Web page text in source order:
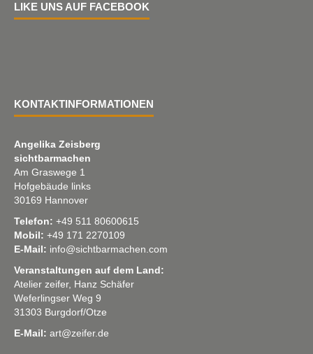
LIKE UNS AUF FACEBOOK
KONTAKTINFORMATIONEN
Angelika Zeisberg
sichtbarmachen
Am Graswege 1
Hofgebäude links
30169 Hannover
Telefon: +49 511 80600615
Mobil: +49 171 2270109
E-Mail: info@sichtbarmachen.com
Veranstaltungen auf dem Land:
Atelier zeifer, Hanz Schäfer
Weferlingser Weg 9
31303 Burgdorf/Otze
E-Mail: art@zeifer.de